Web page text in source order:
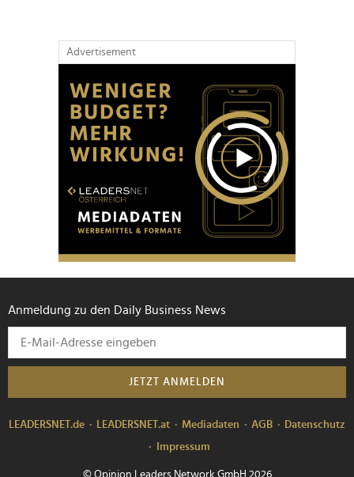
Advertisement
Anmeldung zu den Daily Business News
JETZT ANMELDEN
LEADERSNET.de LEADERSNET.at Mediadaten AGB
Datenschutz
Impressum